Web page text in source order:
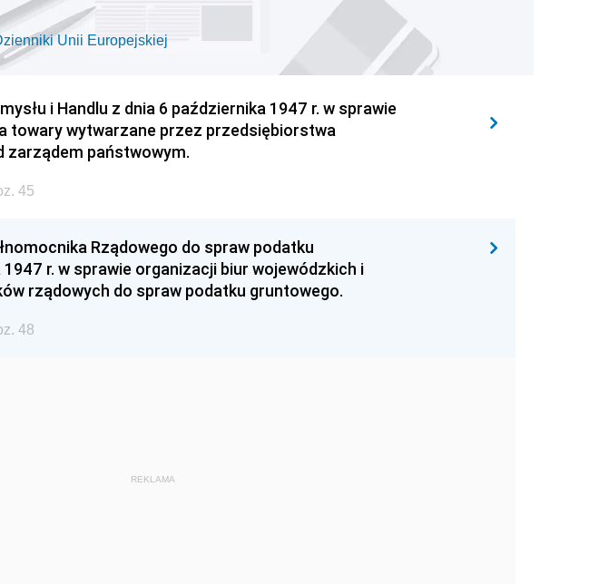
Unii Europejskiej
i Handlu z dnia 6 października 1947 r. w sprawie
towary wytwarzane przez przedsiębiorstwa
zarządem państwowym.
45
Rządowego do spraw podatku
r. w sprawie organizacji biur wojewódzkich i
rządowych do spraw podatku gruntowego.
48
REKLAMA